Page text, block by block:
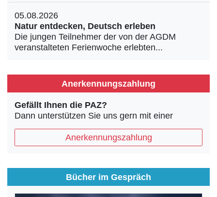
05.08.2026
Natur entdecken, Deutsch erleben
Die jungen Teilnehmer der von der AGDM
veranstalteten Ferienwoche erlebten...
Anerkennungszahlung
Gefällt Ihnen die PAZ?
Dann unterstützen Sie uns gern mit einer
Anerkennungszahlung
Bücher im Gespräch